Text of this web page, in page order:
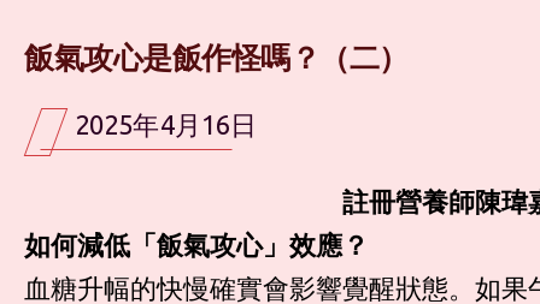
飯氣攻心是飯作怪嗎？（二）
2025年4月16日
註冊營養師陳瑋
如何減低「飯氣攻心」效應？
血糖升幅的快慢確實會影響覺醒狀態。如果